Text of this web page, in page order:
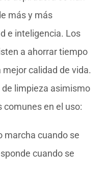
más y más
e inteligencia. Los
a ahorrar tiempo
calidad de vida.
limpieza asimismo
en el uso:
marcha cuando se
cuando se